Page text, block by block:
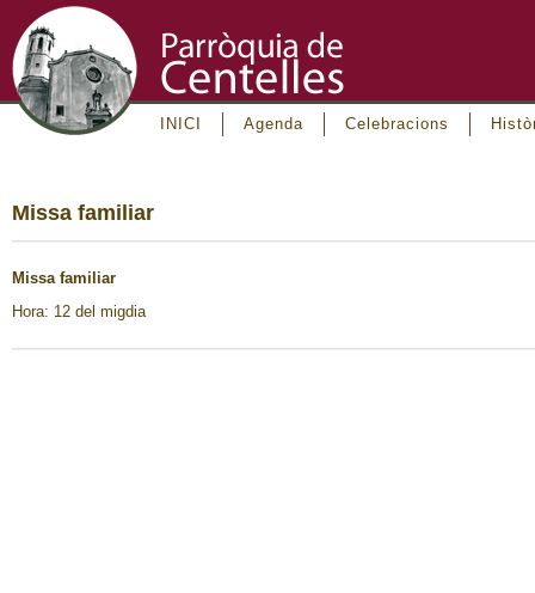
INICI Agenda Celebracions
Missa familiar
Missa familiar
Hora: 12 del migdia